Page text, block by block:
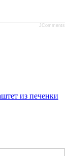
JComments
из печенки